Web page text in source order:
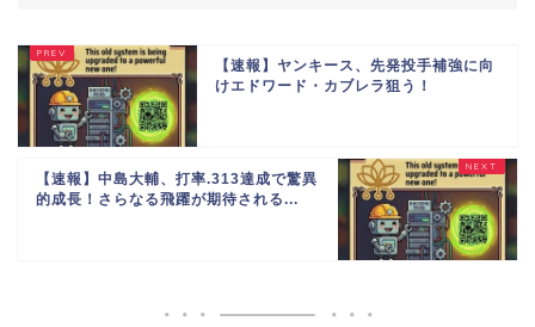
【速報】ヤンキース、先発投手補強に向
けエドワード・カブレラ狙う！
【速報】中島大輔、打率.313達成で驚異
的成長！さらなる飛躍が期待される...